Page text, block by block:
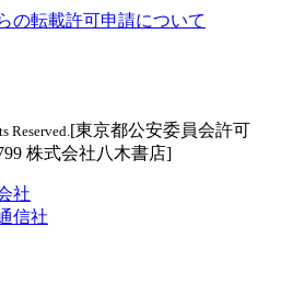
の転載許可申請について
Reserved.[東京都公安委員会許可
株式会社八木書店]
社
信社